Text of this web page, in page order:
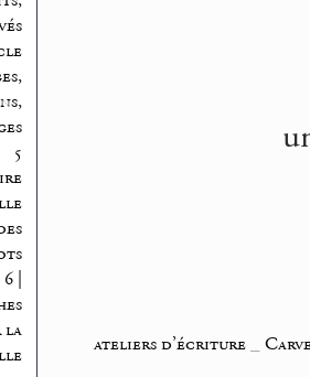
5
6 |
la
ateliers d’écriture_